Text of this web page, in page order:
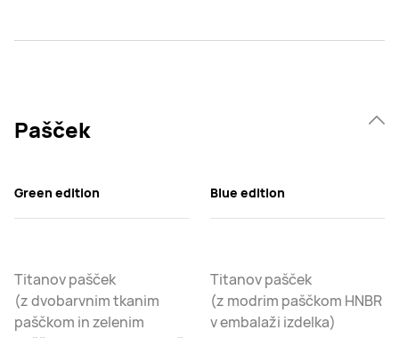
Pašček
Green edition
Titanov pašček
(z dvobarvnim tkanim
paščkom in zelenim
Blue edition
Titanov pašček
(z modrim paščkom HNBR
v embalaži izdelka)